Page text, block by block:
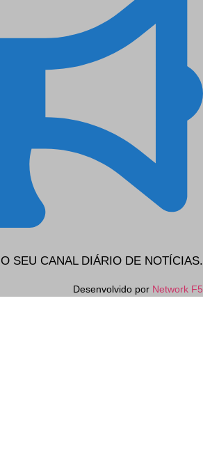
O SEU CANAL DIÁRIO DE NOTÍCIAS.
Desenvolvido por Network F5